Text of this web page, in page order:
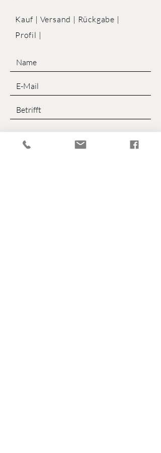
Kauf | Versand | Rückgabe |
Profil |